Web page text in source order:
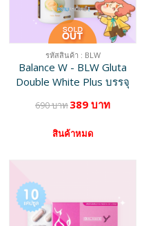
รหัสสินค้า : BLW
Balance W - BLW Gluta
Double White Plus บรรจุ
690 บาท389 บาท
สินค้าหมด